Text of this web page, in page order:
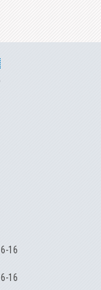
6-16
6-16